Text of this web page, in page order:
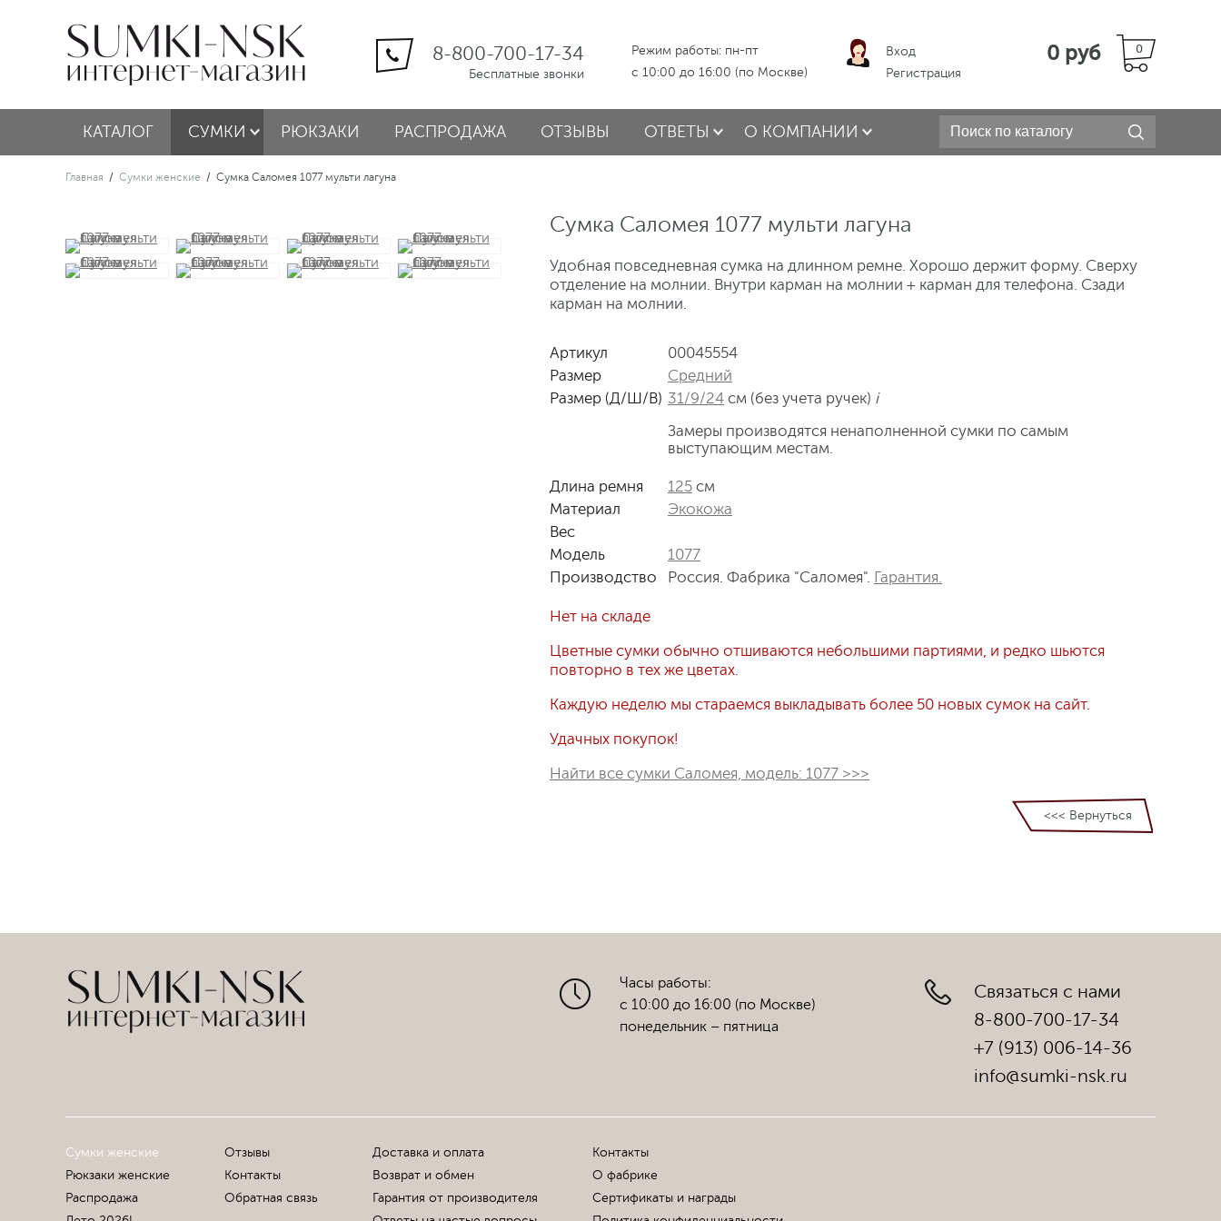
8-800-700-17-34
Бесплатные звонки
Режим работы: пн-пт
с 10:00 до 16:00 (по Москве)
Вход
Регистрация
0
0 руб
КАТАЛОГ СУМКИ РЮКЗАКИ РАСПРОДАЖА ОТЗЫВЫ ОТВЕТЫ О КОМПАНИИ
Главная / Сумки женские / Сумка Саломея 1077 мульти лагуна
Сумка Саломея 1077 мульти лагуна
Удобная повседневная сумка на длинном ремне. Хорошо держит форму. Сверху
отделение на молнии. Внутри карман на молнии + карман для телефона. Сзади
карман на молнии.
Артикул
00045554
Размер
Средний
Размер (Д/Ш/В) 31/9/24 см (без учета ручек) i
Замеры производятся ненаполненной сумки по самым
выступающим местам.
Длина ремня 125 см
Материал
Экокожа
Вес
Модель
1077
Производство
Россия. Фабрика "Саломея". Гарантия.
Нет на складе
Цветные сумки обычно отшиваются небольшими партиями, и редко шьются
повторно в тех же цветах.
Каждую неделю мы стараемся выкладывать более 50 новых сумок на сайт.
Удачных покупок!
Найти все сумки Саломея, модель: 1077 >>>
<<< Вернуться
Часы работы:
с 10:00 до 16:00 (по Москве)
понедельник – пятница
Связаться с нами
8-800-700-17-34
+7 (913) 006-14-36
info@sumki-nsk.ru
Сумки женские
Рюкзаки женские
Распродажа
Отзывы
Контакты
Обратная связь
Доставка и оплата
Возврат и обмен
Гарантия от производителя
Контакты
О фабрике
Сертификаты и награды